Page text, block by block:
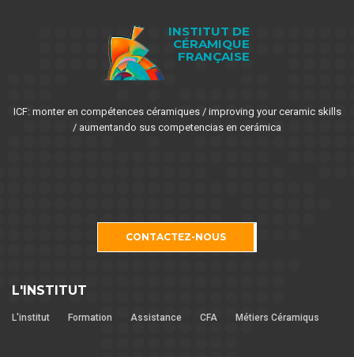
INSTITUT DE
CÉRAMIQUE
FRANÇAISE
ICF: monter en compétences céramiques / improving your ceramic skills
/ aumentando sus competencias en cerámica
CONTACTEZ-NOUS
L'INSTITUT
L'institut Formation Assistance CFA Métiers Céramiqus